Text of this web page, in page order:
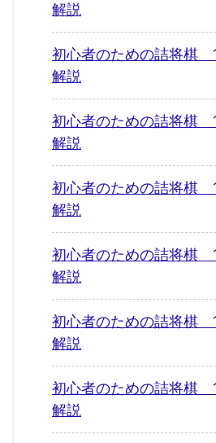
解説
初心者のための詰将棋
解説
初心者のための詰将棋
解説
初心者のための詰将棋
解説
初心者のための詰将棋
解説
初心者のための詰将棋
解説
初心者のための詰将棋
解説